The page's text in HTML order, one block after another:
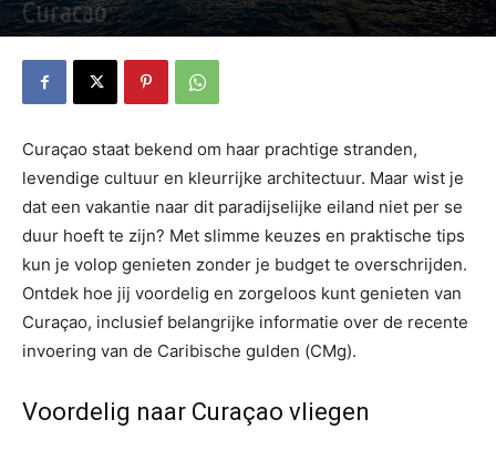
Curacao
Curaçao staat bekend om haar prachtige stranden,
levendige cultuur en kleurrijke architectuur. Maar wist je
dat een vakantie naar dit paradijselijke eiland niet per se
duur hoeft te zijn? Met slimme keuzes en praktische tips
kun je volop genieten zonder je budget te overschrijden.
Ontdek hoe jij voordelig en zorgeloos kunt genieten van
Curaçao, inclusief belangrijke informatie over de recente
invoering van de Caribische gulden (CMg).
Voordelig naar Curaçao vliegen